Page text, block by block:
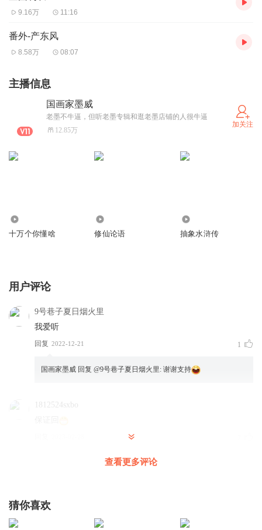
9.16万 11:16
番外-产东风
8.58万 08:07
主播信息
国画家墨威
老墨不牛逼，但听老墨专辑和逛老墨店铺的人很牛逼
12.85万
加关注
十万个你懂啥 修仙论语 抽象水浒传
用户评论
9号巷子夏日烟火里
我爱听
回复 2022-12-21 1
国画家墨威 回复 @9号巷子夏日烟火里: 谢谢支持
1812524sxbo
1812524sxbo: 你好
听友233288467
查看更多评论
猜你喜欢